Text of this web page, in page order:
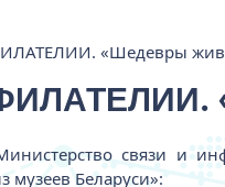
«Шедевры
связи и
Беларуси»: